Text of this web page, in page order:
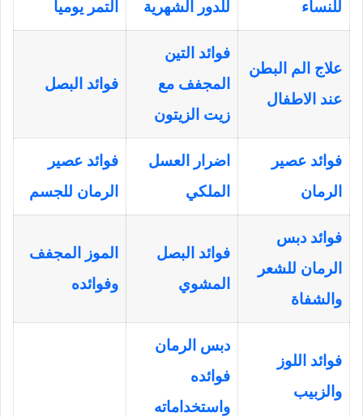
للنساء
للدور الشهرية
التمر يوميا
علاج الم البطن
عند الاطفال
فوائد التين
المجفف مع
زيت الزيتون
فوائد البصل
فوائد عصير
الرمان
اضرار العسل
الملكي
فوائد عصير
الرمان للجسم
فوائد دبس
الرمان للشعر
والشفاة
فوائد البصل
المشوي
الموز المجفف
وفوائده
فوائد اللوز
والزبيب
دبس الرمان
فوائده
واستخداماته